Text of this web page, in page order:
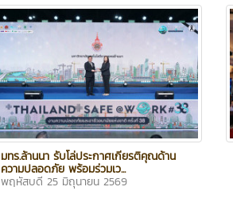
มทร.ล้านนา รับโล่ประกาศเกียรติคุณด้าน
ความปลอดภัย พร้อมร่วมเว...
พฤหัสบดี 25 มิถุนายน 2569